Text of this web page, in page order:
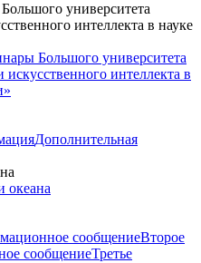
университета
интеллекта в науке
Большого университета
интеллекта в
Дополнительная
океана
сообщениеВторое
сообщениеТретье